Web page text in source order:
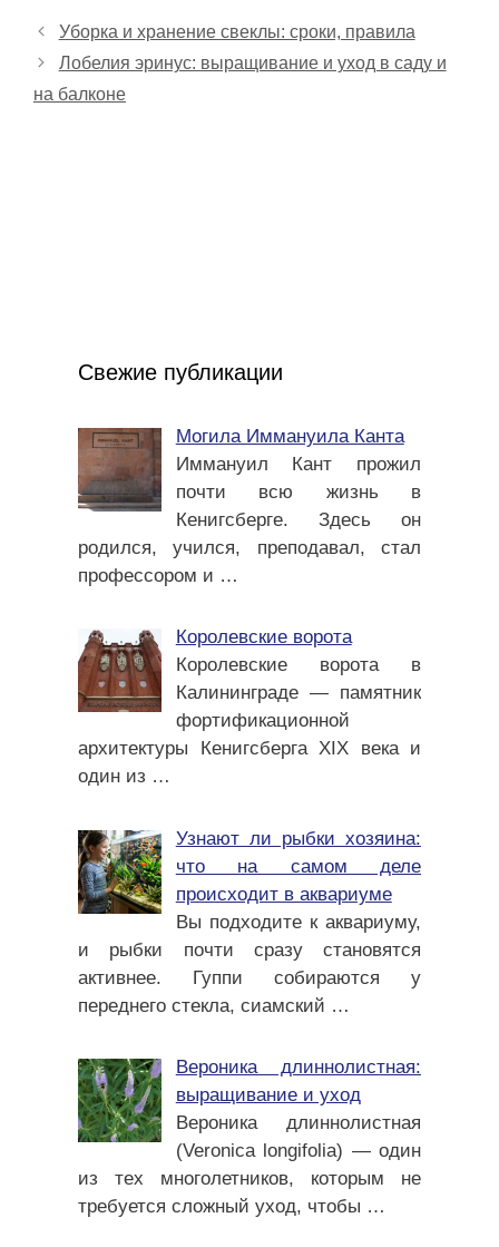
Уборка и хранение свеклы: сроки, правила
Лобелия эринус: выращивание и уход в саду и
на балконе
Свежие публикации
Могила Иммануила Канта
Иммануил Кант прожил
почти всю жизнь в
Кенигсберге. Здесь он
родился, учился, преподавал, стал
профессором и …
Королевские ворота
Королевские ворота в
Калининграде — памятник
фортификационной
архитектуры Кенигсберга XIX века и
один из …
Узнают ли рыбки хозяина:
что на самом деле
происходит в аквариуме
Вы подходите к аквариуму,
и рыбки почти сразу становятся
активнее. Гуппи собираются у
переднего стекла, сиамский …
Вероника длиннолистная:
выращивание и уход
Вероника длиннолистная
(Veronica longifolia) — один
из тех многолетников, которым не
требуется сложный уход, чтобы …